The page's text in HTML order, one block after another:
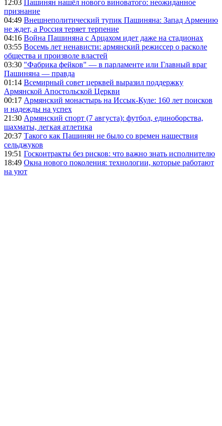
12:03
Пашинян нашёл нового виноватого: неожиданное
признание
04:49 Внешнеполитический тупик Пашиняна: Запад Армению
не ждет, а Россия теряет терпение
04:16 Война Пашиняна с Арцахом идет даже на стадионах
03:55 Восемь лет ненависти: армянский режиссер о расколе
общества и произволе властей
03:30 "Фабрика фейков" — в парламенте или Главный враг
Пашиняна — правда
01:14 Всемирный совет церквей выразил поддержку
Армянской Апостольской Церкви
00:17 Армянский монастырь на Иссык-Куле: 160 лет поисков
и надежды на успех
21:30 Армянский спорт (7 августа): футбол, единоборства,
шахматы, легкая атлетика
20:37 Такого как Пашинян не было со времен нашествия
сельджуков
19:51 Госконтракты без рисков: что важно знать исполнителю
18:49 Окна нового поколения: технологии, которые работают
на уют